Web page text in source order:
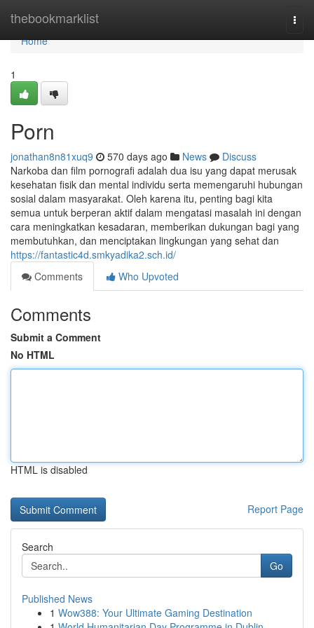
thebookmarklist
Home
Home
1
Porn
jonathan8n81xuq9 570 days ago News
Discuss
Narkoba dan film pornografi adalah dua isu yang dapat merusak
kesehatan fisik dan mental individu serta memengaruhi hubungan
sosial dalam masyarakat. Oleh karena itu, penting bagi kita
semua untuk berperan aktif dalam mengatasi masalah ini dengan
cara meningkatkan kesadaran, memberikan dukungan bagi yang
membutuhkan, dan menciptakan lingkungan yang sehat dan
https://fantastic4d.smkyadika2.sch.id/
Comments
Who Upvoted
Comments
Submit a Comment
No HTML
HTML is disabled
Report Page
Search
Go
Published News
1 Wow388: Your Ultimate Gaming Destination